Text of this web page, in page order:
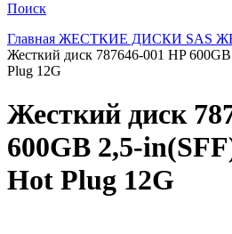
Поиск
Главная ЖЕСТКИЕ ДИСКИ SAS
Жесткий диск 787646-001 HP
Plug 12G
Жесткий диск
600GB 2,5-
Hot Plug 12G